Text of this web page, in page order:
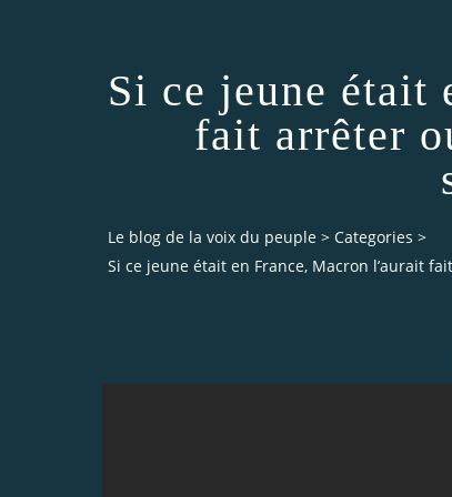
Si ce jeune était
fait arrêter
Le blog de la voix du peuple > Categories >
Si ce jeune était en France, Macron l’aurait